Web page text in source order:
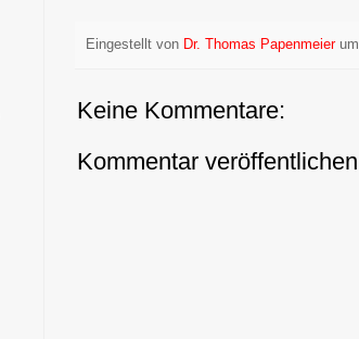
Eingestellt von Dr. Thomas Papenmeier um
Keine Kommentare:
Kommentar veröffentlichen